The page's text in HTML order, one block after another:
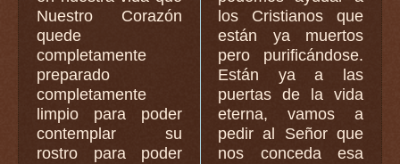
Nuestro Corazón
quede
completamente
preparado
completamente
limpio para poder
contemplar su
rostro para poder
los Cristianos que
están ya muertos
pero purificándose.
Están ya a las
puertas de la vida
eterna, vamos a
pedir al Señor que
nos conceda esa